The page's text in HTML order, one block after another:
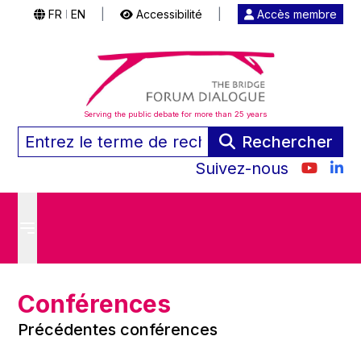
FR EN Accessibilité Accès membre
Serving the public debate for more than 25 years
Rechercher
Suivez-nous
Conférences
Précédentes conférences